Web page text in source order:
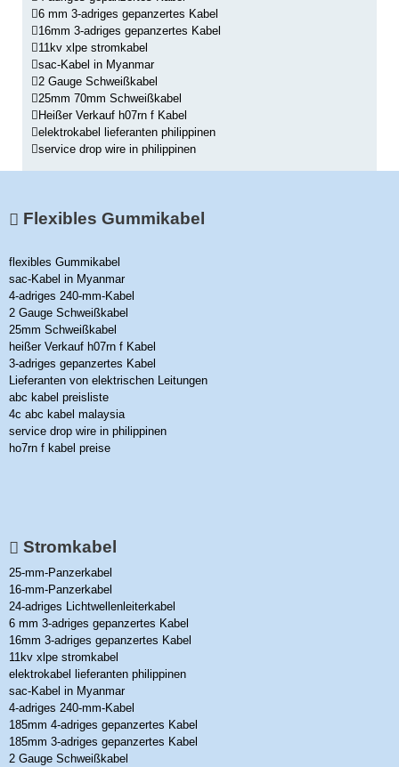
6 mm 3-adriges gepanzertes Kabel
16mm 3-adriges gepanzertes Kabel
11kv xlpe stromkabel
sac-Kabel in Myanmar
2 Gauge Schweißkabel
25mm 70mm Schweißkabel
Heißer Verkauf h07rn f Kabel
elektrokabel lieferanten philippinen
service drop wire in philippinen
Flexibles Gummikabel
flexibles Gummikabel
sac-Kabel in Myanmar
4-adriges 240-mm-Kabel
2 Gauge Schweißkabel
25mm Schweißkabel
heißer Verkauf h07rn f Kabel
3-adriges gepanzertes Kabel
Lieferanten von elektrischen Leitungen
abc kabel preisliste
4c abc kabel malaysia
service drop wire in philippinen
ho7rn f kabel preise
Stromkabel
25-mm-Panzerkabel
16-mm-Panzerkabel
24-adriges Lichtwellenleiterkabel
6 mm 3-adriges gepanzertes Kabel
16mm 3-adriges gepanzertes Kabel
11kv xlpe stromkabel
elektrokabel lieferanten philippinen
sac-Kabel in Myanmar
4-adriges 240-mm-Kabel
185mm 4-adriges gepanzertes Kabel
185mm 3-adriges gepanzertes Kabel
2 Gauge Schweißkabel